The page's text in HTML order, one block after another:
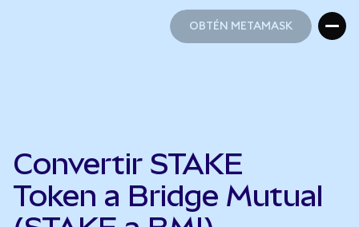
OBTÉN METAMASK
Convertir STAKE
Token a Bridge Mutual